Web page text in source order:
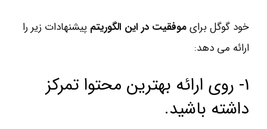
خود گوگل برایموفقیت در این الگوریتم پیشنهادات زیر را
ارائه می دهد:
1- روی ارائه بهترین محتوا تمرکز
داشته باشید.